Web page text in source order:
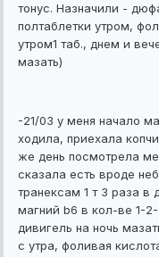
тонус. Назначили -
полтаблетки утром,
утром1 таб., днем и
мазать)
-21/03 у меня начало
ходила, приехала
же день посмотрела
сказала есть вроде
транексам 1 т 3 раза в
магний b6 в кол-ве 1-
дивигель на ночь
с утра, фоливая